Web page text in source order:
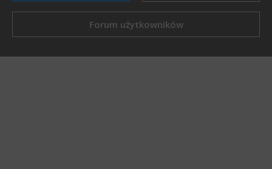
Forum użytkowników